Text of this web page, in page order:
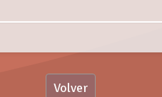
Volver